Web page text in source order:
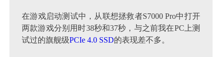
在游戏启动测试中，从联想拯救者S7000 Pro中打开
两款游戏分别用时38秒和37秒，与之前我在PC上测
试过的旗舰级PCIe 4.0 SSD的表现差不多。